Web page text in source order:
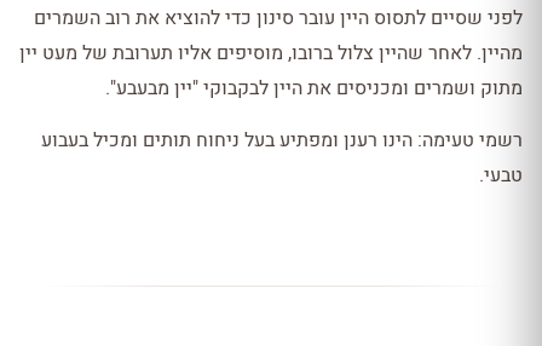
לפני שסיים לתסוס היין עובר סינון כדי להוציא את רוב השמרים
מהיין. לאחר שהיין צלול ברובו, מוסיפים אליו תערובת של מעט יין
מתוק ושמרים ומכניסים את היין לבקבוקי "יין מבעבע".
רשמי טעימה: הינו רענן ומפתיע בעל ניחוח תותים ומכיל בעבוע
טבעי.